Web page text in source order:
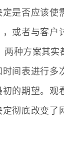
是否应该使
或者与客户
两种方案其实
间表进行多
的期望。观
彻底改变了